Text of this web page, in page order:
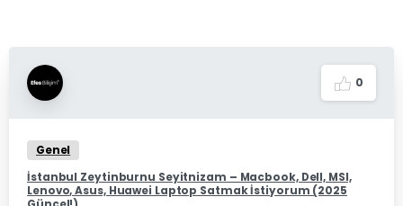
0
Genel
İstanbul Zeytinburnu Seyitnizam – Macbook, Dell, MSI,
Lenovo, Asus, Huawei Laptop Satmak İstiyorum (2025